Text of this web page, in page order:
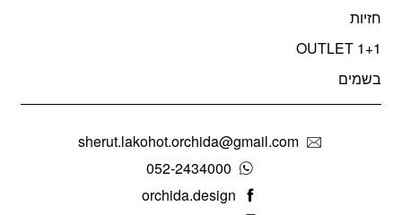
חזיות
OUTLET 1+1
בשמים
sherut.lakohot.orchida@gmail.com
052-2434000
orchida.design